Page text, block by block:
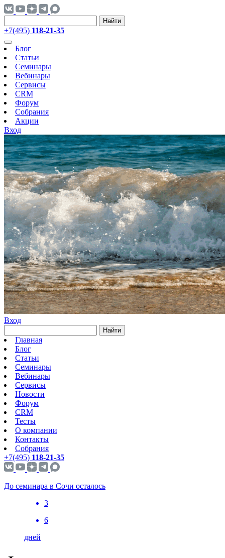
Найти
+7(495) 118-21-35
Блог
Статьи
Семинары
Вебинары
Сервисы
CRM
Форум
Собрания
Акции
Вход
Вход
Найти
Главная
Блог
Статьи
Семинары
Вебинары
Сервисы
Новости
Форум
CRM
Тесты
О компании
Контакты
Собрания
+7(495) 118-21-35
До семинара в Сочи осталось
3
6
дней